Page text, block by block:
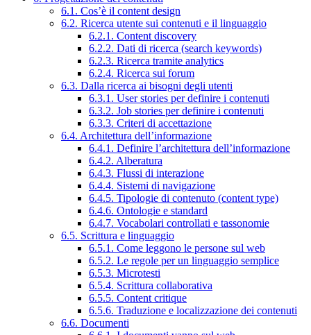
6.1. Cos’è il content design
6.2. Ricerca utente sui contenuti e il linguaggio
6.2.1. Content discovery
6.2.2. Dati di ricerca (search keywords)
6.2.3. Ricerca tramite analytics
6.2.4. Ricerca sui forum
6.3. Dalla ricerca ai bisogni degli utenti
6.3.1. User stories per definire i contenuti
6.3.2. Job stories per definire i contenuti
6.3.3. Criteri di accettazione
6.4. Architettura dell’informazione
6.4.1. Definire l’architettura dell’informazione
6.4.2. Alberatura
6.4.3. Flussi di interazione
6.4.4. Sistemi di navigazione
6.4.5. Tipologie di contenuto (content type)
6.4.6. Ontologie e standard
6.4.7. Vocabolari controllati e tassonomie
6.5. Scrittura e linguaggio
6.5.1. Come leggono le persone sul web
6.5.2. Le regole per un linguaggio semplice
6.5.3. Microtesti
6.5.4. Scrittura collaborativa
6.5.5. Content critique
6.5.6. Traduzione e localizzazione dei contenuti
6.6. Documenti